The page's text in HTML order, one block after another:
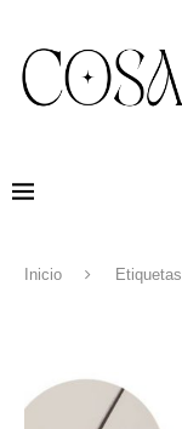
Inicio Etiquetas